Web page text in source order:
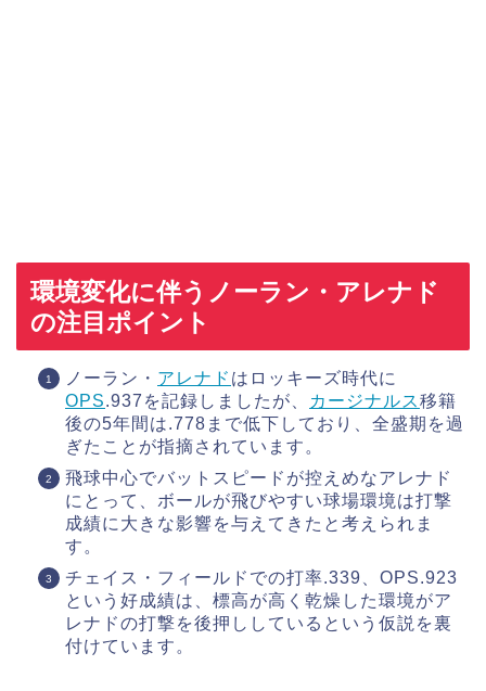
環境変化に伴うノーラン・アレナド
の注目ポイント
ノーラン・ アレナド はロッキーズ時代に
OPS.937を記録しましたが、 カージナルス移籍
後の5年間は.778まで低下しており、全盛期を過
ぎたことが指摘されています。
飛球中心でバットスピードが控えめなアレナド
にとって、ボールが飛びやすい球場環境は打撃
成績に大きな影響を与えてきたと考えられま
す。
チェイス・フィールドでの打率.339、OPS.923
という好成績は、標高が高く乾燥した環境がア
レナドの打撃を後押ししているという仮説を裏
付けています。